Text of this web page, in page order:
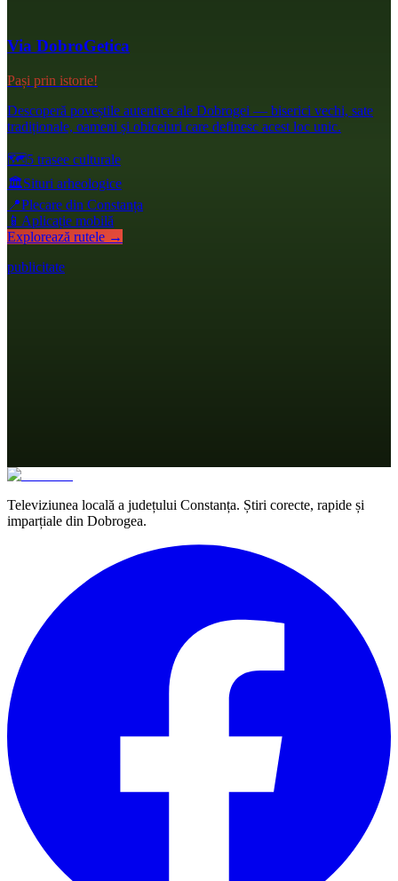
Via DobroGetica
Pași prin istorie!
Descoperă poveștile autentice ale Dobrogei — biserici vechi, sate
tradiționale, oameni și obiceiuri care definesc acest loc unic.
🗺️5 trasee culturale
🏛️Situri arheologice
📍Plecare din Constanța
📱 Aplicație mobilă
Explorează rutele →
publicitate
Televiziunea locală a județului Constanța. Știri corecte, rapide și
imparțiale din Dobrogea.